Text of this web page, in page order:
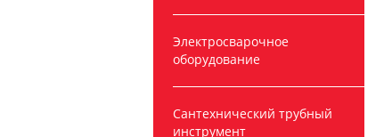
Электросварочное
оборудование
Сантехнический трубный
инструмент